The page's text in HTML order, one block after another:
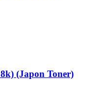
(Japon Toner)